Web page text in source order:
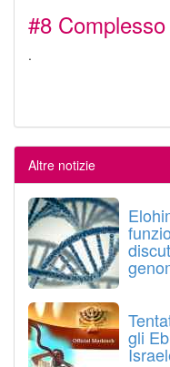
#8
.
Altre notizie
gli